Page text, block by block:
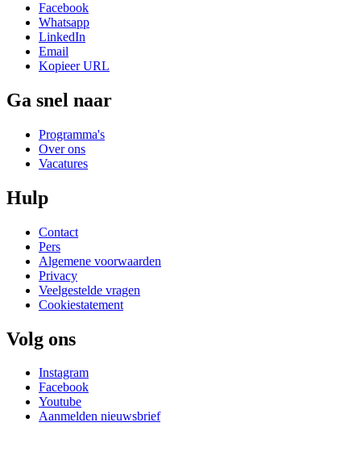
Facebook
Whatsapp
LinkedIn
Email
Kopieer URL
Ga snel naar
Programma's
Over ons
Vacatures
Hulp
Contact
Pers
Algemene voorwaarden
Privacy
Veelgestelde vragen
Cookiestatement
Volg ons
Instagram
Facebook
Youtube
Aanmelden nieuwsbrief